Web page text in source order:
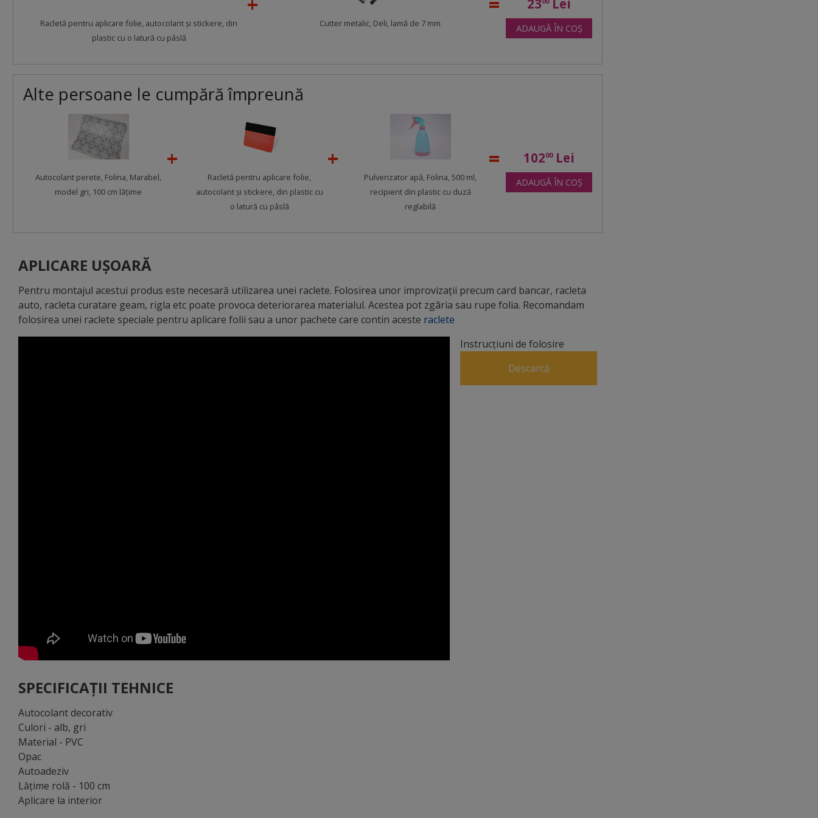
Racletă pentru aplicare folie, autocolant şi stickere, din
plastic cu o latură cu pâslă
Cutter metalic, Deli, lamă de 7 mm
23 Lei
ADAUGĂ ÎN COȘ
Alte persoane le cumpără împreună
Autocolant perete, Folina, Marabel,
model gri, 100 cm lăţime
Racletă pentru aplicare folie,
autocolant şi stickere, din plastic cu
o latură cu pâslă
Pulverizator apă, Folina, 500 ml,
recipient din plastic cu duză
reglabilă
10200Lei
ADAUGĂ ÎN COȘ
APLICARE UȘOARĂ
Pentru montajul acestui produs este necesară utilizarea unei raclete. Folosirea unor improvizații precum card bancar, racleta
auto, racleta curatare geam, rigla etc poate provoca deteriorarea materialul. Acestea pot zgâria sau rupe folia. Recomandam
folosirea unei raclete speciale pentru aplicare folii sau a unor pachete care contin aceste raclete
Instrucțiuni de folosire
Descarcă
SPECIFICAȚII TEHNICE
Autocolant decorativ
Culori - alb, gri
Material - PVC
Opac
Autoadeziv
Lăţime rolă - 100 cm
Aplicare la interior